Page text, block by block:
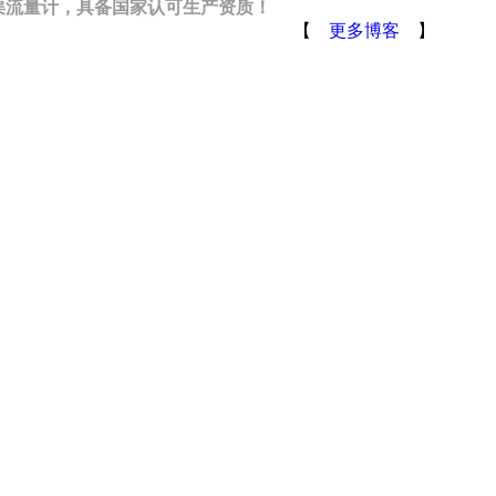
流量计 ，具备国家认可生产资质！
【 更多博客 】